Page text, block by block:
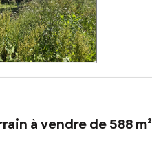
à vendre de 588 m²